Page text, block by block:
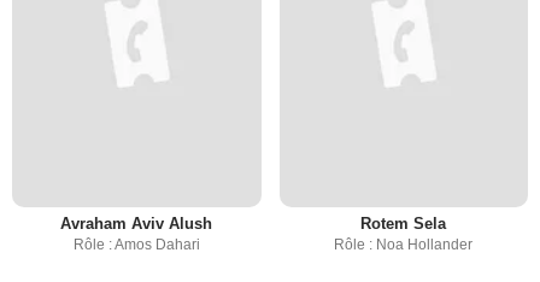
Avraham Aviv Alush
Rôle : Amos Dahari
Rotem Sela
Rôle : Noa Hollander